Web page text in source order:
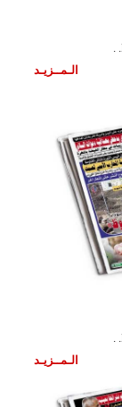
الـمــزيـد
الـمــزيـد